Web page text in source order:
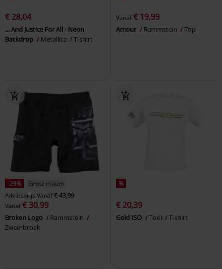
€ 28,04
... And Justice For All - Neon
Backdrop
Metallica T-shirt
Vanaf€ 19,99
Amour Rammstein Top
-29%
Grote maten
Adviesprijs Vanaf€ 43,99
Vanaf€ 30,99
Broken Logo
Rammstein
Zwembroek
%
€ 20,39
Gold ISO Tool T-shirt